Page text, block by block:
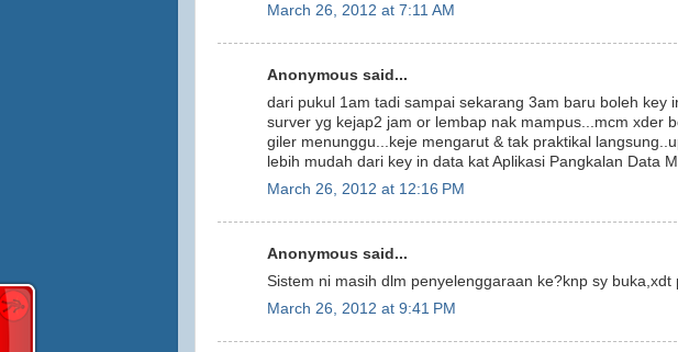
March 26, 2012 at 7:11 AM
Anonymous said...
dari pukul 1am tadi sampai sekarang 3am baru boleh key
surver yg kejap2 jam or lembap nak mampus...mcm xder
giler menunggu...keje mengarut & tak praktikal
lebih mudah dari key in data kat Aplikasi Pangkalan Data
March 26, 2012 at 12:16 PM
Anonymous said...
Sistem ni masih dlm penyelenggaraan ke?knp sy buka,xdt
March 26, 2012 at 9:41 PM